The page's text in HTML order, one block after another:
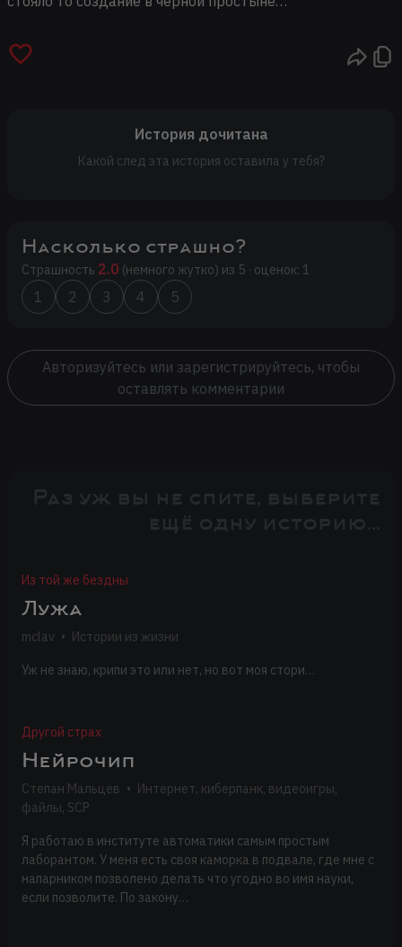
История дочитана
Какой след эта история оставила у тебя?
Насколько страшно?
Страшность 2.0 (немного жутко) из 5 · оценок: 1
1 2 3 4 5
Авторизуйтесь или зарегистрируйтесь, чтобы
оставлять комментарии
Из той же бездны
Лужа
mclav • Истории из жизни
Уж не знаю, крипи это или нет, но вот моя стори…
Другой страх
Нейрочип
Степан Мальцев • Интернет, киберпанк, видеоигры,
файлы, SCP
Я работаю в институте автоматики самым простым
лаборантом. У меня есть своя каморка в подвале, где мне с
напарником позволено делать что угодно во имя науки,
если позволите. По закону…